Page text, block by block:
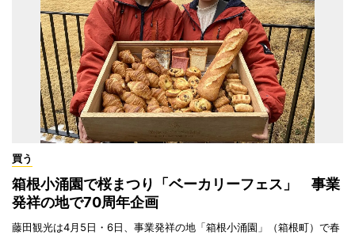
買う
箱根小涌園で桜まつり「ベーカリーフェス」 事業
発祥の地で70周年企画
藤田観光は4月5日・6日、事業発祥の地「箱根小涌園」（箱根町）で春